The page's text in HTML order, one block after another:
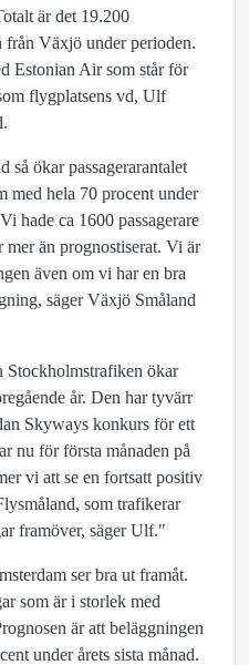
är det 19.200
från Växjö under perioden.
Estonian Air som står för
flygplatsens vd, Ulf
så ökar passagerarantalet
med hela 70 procent under
hade ca 1600 passagerare
än prognostiserat. Vi är
även om vi har en bra
säger Växjö Småland
Stockholmstrafiken ökar
år. Den har tyvärr
Skyways konkurs för ett
nu för första månaden på
vi att se en fortsatt positiv
som trafikerar
framöver, säger Ulf."
ser bra ut framåt.
som är i storlek med
är att beläggningen
under årets sista månad.